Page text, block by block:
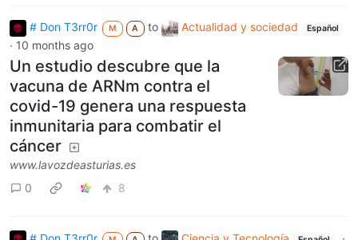
# Don T3rr0r M A to Actualidad y sociedad Español
· 10 months ago
Un estudio descubre que la
vacuna de ARNm contra el
covid-19 genera una respuesta
inmunitaria para combatir el
cáncer
www.lavozdeasturias.es
0
8